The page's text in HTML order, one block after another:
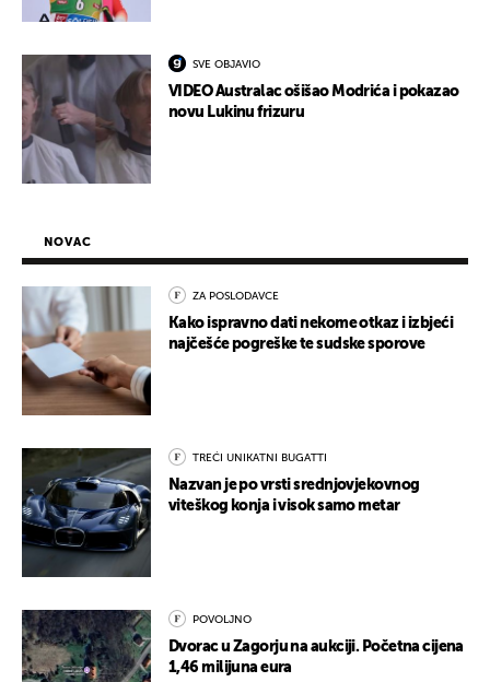
SVE OBJAVIO
VIDEO Australac ošišao Modrića i pokazao
novu Lukinu frizuru
NOVAC
ZA POSLODAVCE
Kako ispravno dati nekome otkaz i izbjeći
najčešće pogreške te sudske sporove
TREĆI UNIKATNI BUGATTI
Nazvan je po vrsti srednjovjekovnog
viteškog konja i visok samo metar
POVOLJNO
Dvorac u Zagorju na aukciji. Početna cijena
1,46 milijuna eura